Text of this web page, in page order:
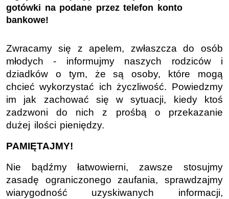
gotówki na podane przez telefon konto
bankowe!
Zwracamy się z apelem, zwłaszcza do osób
młodych - informujmy naszych rodziców i
dziadków o tym, że są osoby, które mogą
chcieć wykorzystać ich życzliwość. Powiedzmy
im jak zachować się w sytuacji, kiedy ktoś
zadzwoni do nich z prośbą o przekazanie
dużej ilości pieniędzy.
PAMIĘTAJMY!
Nie bądźmy łatwowierni, zawsze stosujmy
zasadę ograniczonego zaufania, sprawdzajmy
wiarygodność uzyskiwanych informacji,